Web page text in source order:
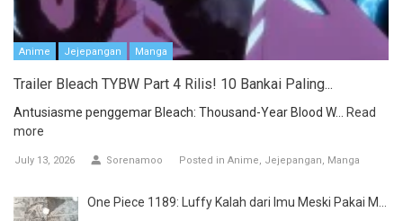
Anime Jejepangan Manga
Trailer Bleach TYBW Part 4 Rilis! 10 Bankai Paling...
Antusiasme penggemar Bleach: Thousand-Year Blood W... Read
more
July 13, 2026 Sorenamoo Posted in Anime Jejepangan Manga
One Piece 1189: Luffy Kalah dari Imu Meski Pakai M...